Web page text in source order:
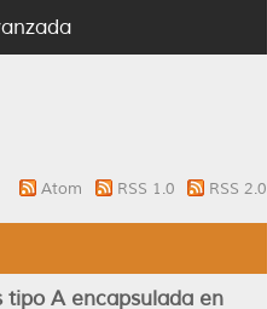
Atom RSS 1.0 RSS 2.0
A encapsulada en